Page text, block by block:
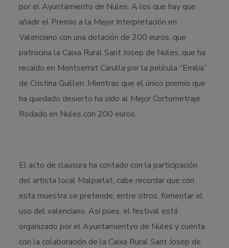
por el Ayuntamiento de Nules. A los que hay que
añadir el Premio a la Mejor Interpretación en
Valenciano con una dotación de 200 euros, que
patrocina la Caixa Rural Sant Josep de Nules, que ha
recaído en Montserrat Carulla por la película “Emilia”
de Cristina Guillen. Mientras que el único premio que
ha quedado desierto ha sido al Mejor Cortometraje
Rodado en Nules con 200 euros.
El acto de clausura ha contado con la participación
del artista local Malparlat, cabe recordar que con
esta muestra se pretende, entre otros, fomentar el
uso del valenciano. Así pues, el festival está
organizado por el Ayuntamientyo de Nules y cuenta
con la colaboración de la Caixa Rural Sant Josep de